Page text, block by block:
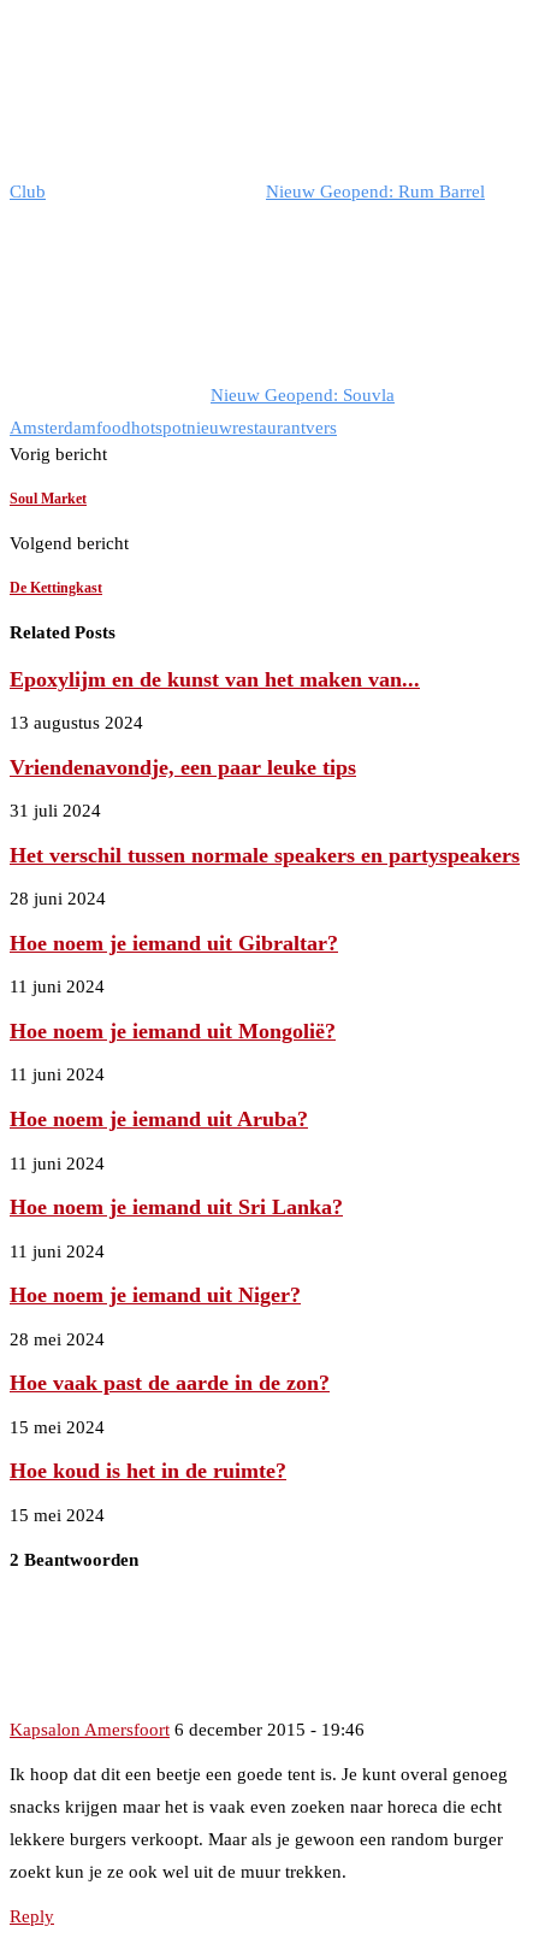
Club Nieuw Geopend: Rum Barrel
Nieuw Geopend: Souvla
Amsterdamfoodhotspotnieuwrestaurantvers
Vorig bericht
Soul Market
Volgend bericht
De Kettingkast
Related Posts
Epoxylijm en de kunst van het maken van...
13 augustus 2024
Vriendenavondje, een paar leuke tips
31 juli 2024
Het verschil tussen normale speakers en partyspeakers
28 juni 2024
Hoe noem je iemand uit Gibraltar?
11 juni 2024
Hoe noem je iemand uit Mongolië?
11 juni 2024
Hoe noem je iemand uit Aruba?
11 juni 2024
Hoe noem je iemand uit Sri Lanka?
11 juni 2024
Hoe noem je iemand uit Niger?
28 mei 2024
Hoe vaak past de aarde in de zon?
15 mei 2024
Hoe koud is het in de ruimte?
15 mei 2024
2 Beantwoorden
Kapsalon Amersfoort 6 december 2015 - 19:46
Ik hoop dat dit een beetje een goede tent is. Je kunt overal genoeg
snacks krijgen maar het is vaak even zoeken naar horeca die echt
lekkere burgers verkoopt. Maar als je gewoon een random burger
zoekt kun je ze ook wel uit de muur trekken.
Reply